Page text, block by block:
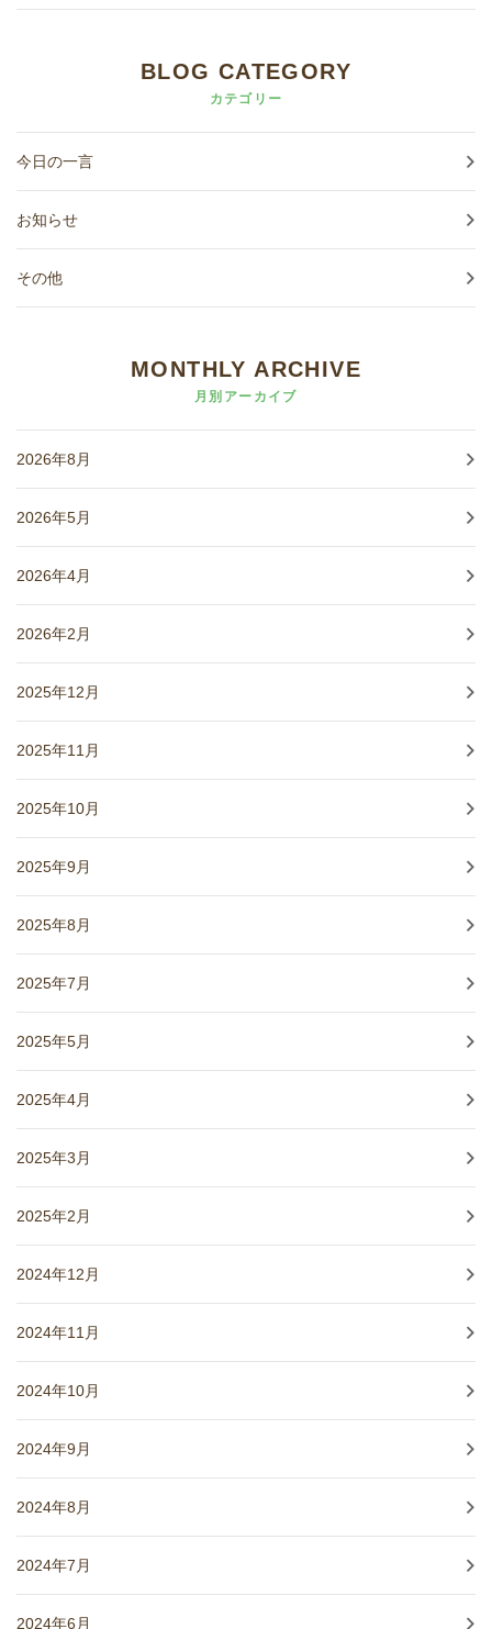
BLOG CATEGORY
カテゴリー
今日の一言
お知らせ
その他
MONTHLY ARCHIVE
月別アーカイブ
2026年8月
2026年5月
2026年4月
2026年2月
2025年12月
2025年11月
2025年10月
2025年9月
2025年8月
2025年7月
2025年5月
2025年4月
2025年3月
2025年2月
2024年12月
2024年11月
2024年10月
2024年9月
2024年8月
2024年7月
2024年6月